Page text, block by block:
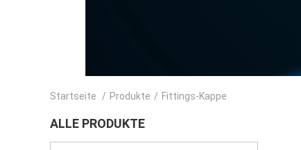
Startseite / Produkte / Fittings-Kappe
ALLE PRODUKTE